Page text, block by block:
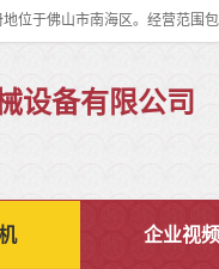
设备有限公司
企业视频